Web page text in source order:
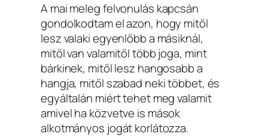
A mai meleg felvonulás kapcsán
gondolkodtam el azon, hogy mitől
lesz valaki egyenlőbb a másiknál,
mitől van valamitől több joga, mint
bárkinek, mitől lesz hangosabb a
hangja, mitől szabad neki többet, és
egyáltalán miért tehet meg valamit
amivel ha közvetve is mások
alkotmányos jogát korlátozza.